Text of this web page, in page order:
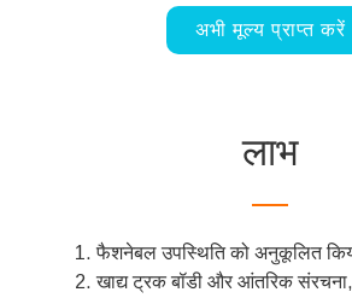
अभी मूल्य प्राप्त करें
लाभ
फैशनेबल उपस्थिति को अनुकूलित
खाद्य ट्रक बॉडी और आंतरिक संरचना,